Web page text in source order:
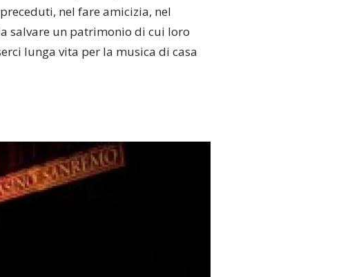
nel fare amicizia, nel
salvare un patrimonio di cui loro
lunga vita per la musica di casa